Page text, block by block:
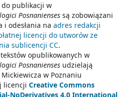
publikacji w
Posnanienses są zobowiązani
i odesłania na adres redakcji
licencji do utworów ze
sublicencji CC.
opublikowanych w
Posnanienses udzielają
w Poznaniu
licencji Creative Commons
NoDerivatives 4.0 International